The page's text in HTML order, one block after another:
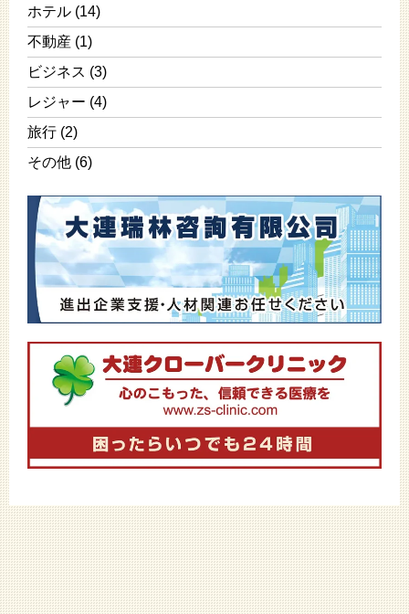
ホテル (14)
不動産 (1)
ビジネス (3)
レジャー (4)
旅行 (2)
その他 (6)